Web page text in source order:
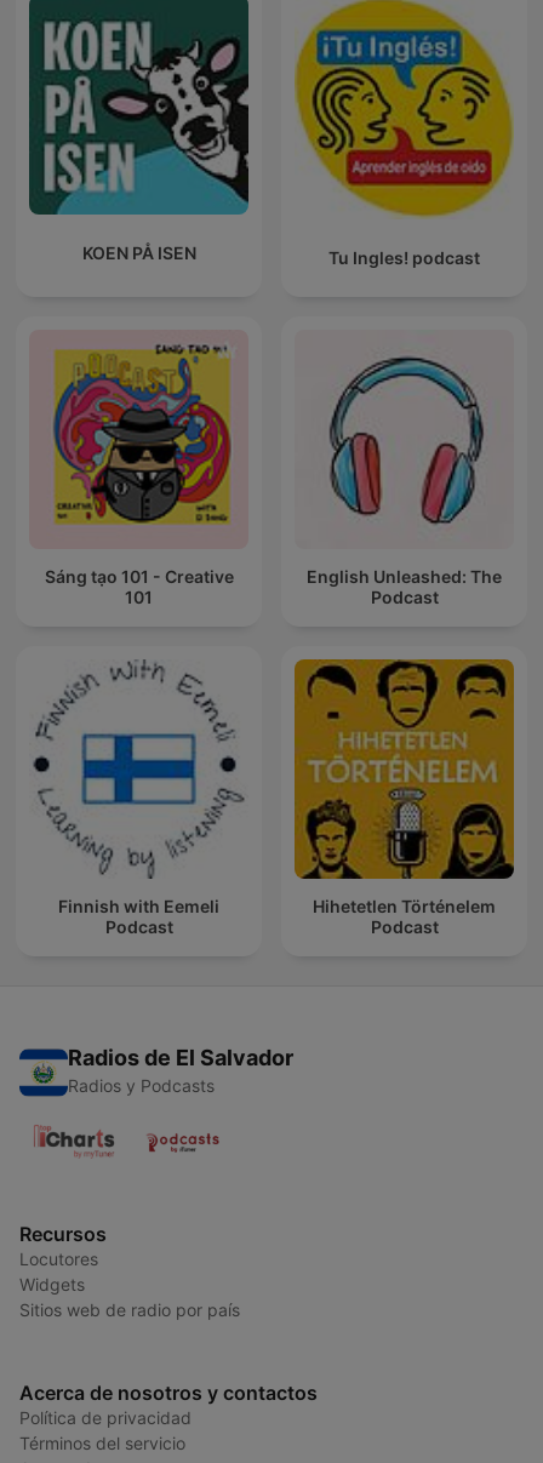
KOEN PÅ ISEN Tu Ingles! podcast
Sáng tạo 101 - Creative
101
English Unleashed: The
Podcast
Finnish with Eemeli
Podcast
Hihetetlen Történelem
Podcast
Radios de El Salvador
Radios y Podcasts
Recursos
Locutores
Widgets
Sitios web de radio por país
Acerca de nosotros y contactos
Política de privacidad
Términos del servicio